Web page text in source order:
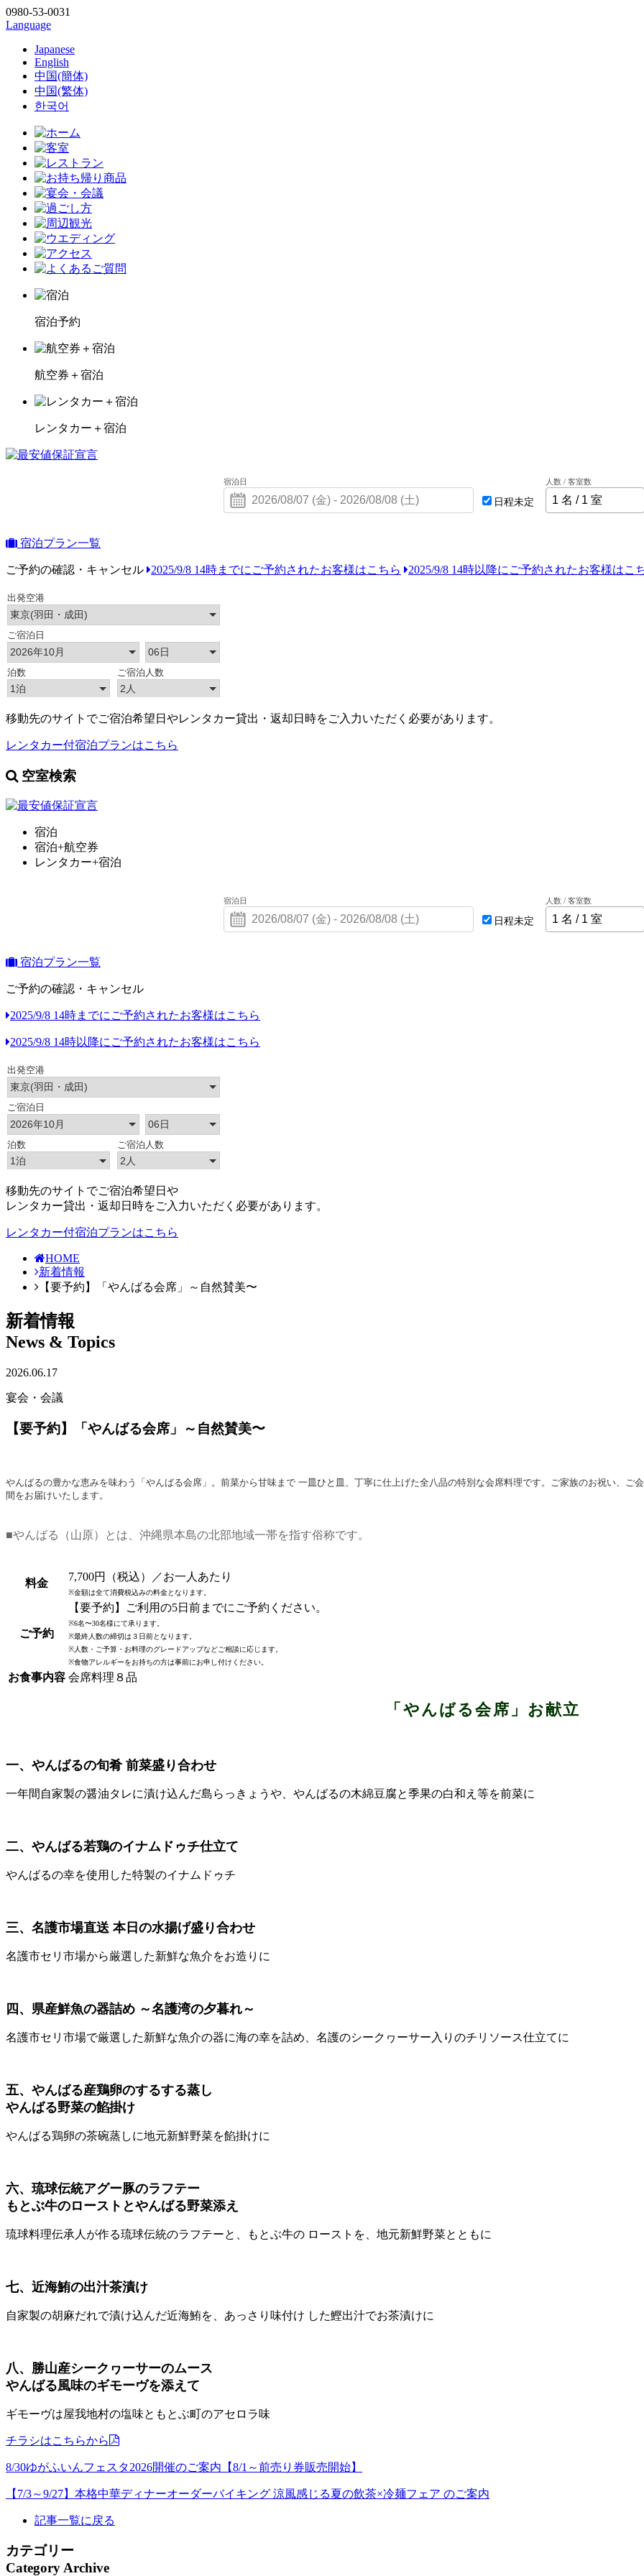
0980-53-0031
Language
Japanese
English
中国(簡体)
中国(繁体)
한국어
宿泊予約
航空券＋宿泊
レンタカー＋宿泊
宿泊日
日程未定
人数 / 客室数
宿泊プラン一覧
ご予約の確認・キャンセル 2025/9/8 14時までにご予約されたお客様はこちら 2025/9/8 14時以降にご予約されたお客様はこ
移動先のサイトでご宿泊希望日やレンタカー貸出・返却日時をご入力いただく必要があります。
レンタカー付宿泊プランはこちら
空室検索
宿泊
宿泊+航空券
レンタカー+宿泊
宿泊日
日程未定
人数 / 客室数
宿泊プラン一覧
ご予約の確認・キャンセル
2025/9/8 14時までにご予約されたお客様はこちら
2025/9/8 14時以降にご予約されたお客様はこちら
移動先のサイトでご宿泊希望日や
レンタカー貸出・返却日時をご入力いただく必要があります。
レンタカー付宿泊プランはこちら
HOME
新着情報
【要予約】「やんばる会席」～自然賛美〜
新着情報
News & Topics
2026.06.17
宴会・会議
【要予約】「やんばる会席」～自然賛美〜
やんばるの豊かな恵みを味わう「やんばる会席」。 前菜から甘味まで 一皿ひと皿 丁寧に仕上げた全八品の特別な会 席料理です。
ご家族のお祝い、ご
間をお届けいたします。
■やんばる（山原）とは、沖縄県本島の北部地域一帯を指す俗称です。
料金
7,700円（税込）／お一人あたり
※金額は全て消費税込みの料金となります。
ご予約
【要予約】ご利用の5日前までにご予約ください。
※6名〜30名様にて承ります。
※最終人数の締切は３日前となります。
※人数・ご予算・お料理のグレードアップなどご相談に応じます。
※食物アレルギーをお持ちの方は事前にお申し付けください。
お食事内容 会席料理８品
「やんばる会席」お献立
一、やんばるの旬肴 前菜盛り合わせ
一年間自家製の醤油タレに漬け込んだ島らっきょうや、やんばるの木綿豆腐と季果の白和え等を前菜に
二、やんばる若鶏のイナムドゥチ仕立て
やんばるの幸を使用した特製のイナムドゥチ
三、名護市場直送 本日の水揚げ盛り合わせ
名護市セリ市場から厳選した新鮮な魚介をお造りに
四、県産鮮魚の器詰め ～名護湾の夕暮れ～
名護市セリ市場で厳選した新鮮な魚介の器に海の幸を詰め、名護のシークヮーサー入りのチリソース仕立てに
五、やんばる産鶏卵のするする蒸し
やんばる野菜の餡掛け
やんばる鶏卵の茶碗蒸しに地元新鮮野菜を餡掛けに
六、琉球伝統アグー豚のラフテー
もとぶ牛のローストとやんばる野菜添え
琉球料理伝承人が作る琉球伝統のラフテーと、もとぶ牛の ローストを、地元新鮮野菜とともに
七、近海鮪の出汁茶漬け
自家製の胡麻だれで漬け込んだ近海鮪を、あっさり味付け した鰹出汁でお茶漬けに
八、勝山産シークヮーサーのムース
やんばる風味のギモーヴを添えて
ギモーヴは屋我地村の塩味ともとぶ町のアセロラ味
チラシはこちらから
8/30ゆがふいんフェスタ2026開催のご案内【8/1～前売り券販売開始】
【7/3～9/27】本格中華ディナーオーダーバイキング 涼風感じる夏の飲茶×冷麺フェア のご案内
記事一覧に戻る
カテゴリー
Category Archive